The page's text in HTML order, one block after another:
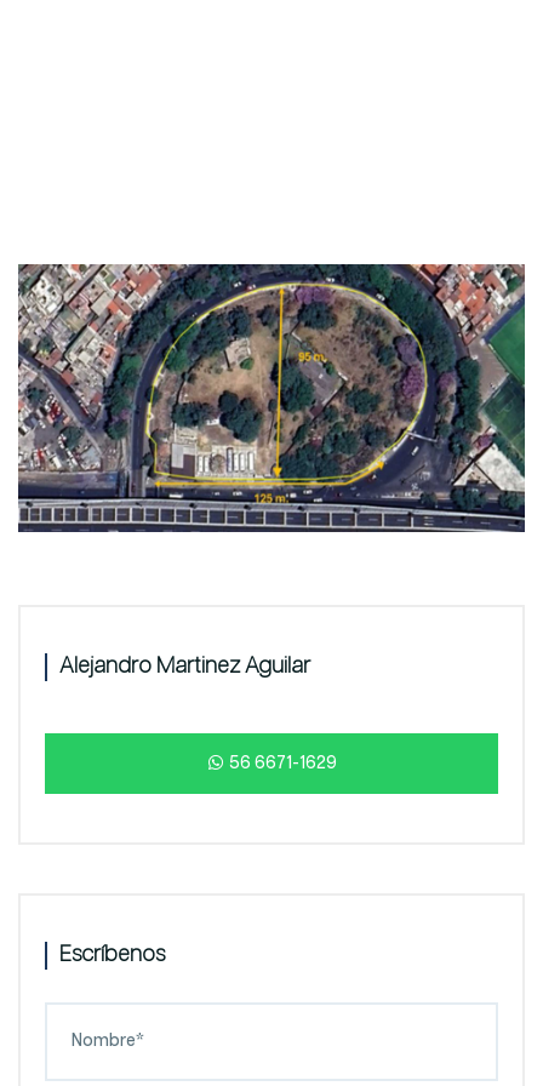
Alejandro Martinez Aguilar
56 6671-1629
Escríbenos